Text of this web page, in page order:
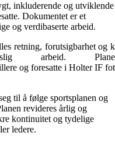
inkluderende og utviklende
Dokumentet er et
og verdibaserte arbeid.
retning, forutsigbarhet og
arbeid.
og foresatte i Holter IF
til å følge sportsplanen og
revideres årlig og
kontinuitet og tydelige
ledere.